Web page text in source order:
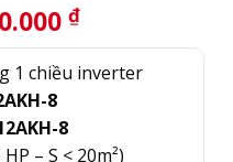
₫.
₫
hiện
tại
1 chiều inverter
8
8
– S < 20m²)